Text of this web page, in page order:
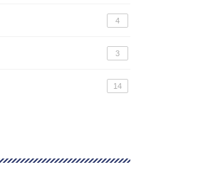
4
3
14